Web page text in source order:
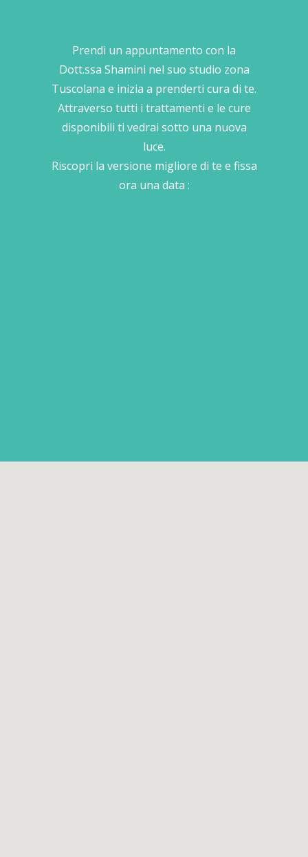
Prendi un appuntamento con la
Dott.ssa Shamini nel suo studio zona
Tuscolana e inizia a prenderti cura di te.
Attraverso tutti i trattamenti e le cure
disponibili ti vedrai sotto una nuova
luce.
Riscopri la versione migliore di te e fissa
ora una data :